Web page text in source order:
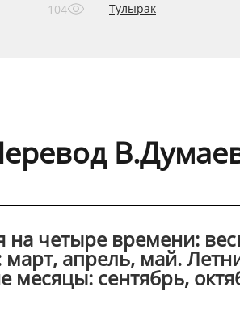
104 Тулырак
на четыре времени:
апрель, май.
месяцы: сентябрь,